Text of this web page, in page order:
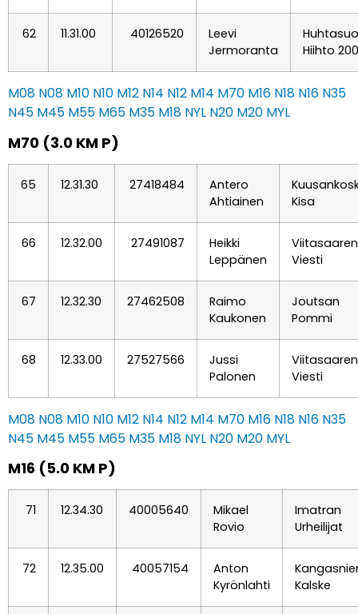
62 11.31.00 40126520
Leevi
Jermoranta
Hiihto
M08 N08 M10 N10 M12 N14 N12 M14 M70 M16 N18 N16 N35
N45 M45 M55 M65 M35 M18 NYL N20 M20 MYL
M70 (3.0 KM P)
65 12.31.30 27418484
Antero
Ahtiainen
Kisa
66 12.32.00 27491087
Heikki
Leppänen
Viitasaaren
Viesti
67 12.32.30 27462508
Raimo
Kaukonen
Joutsan
Pommi
68 12.33.00 27527566
Jussi
Palonen
Viitasaaren
Viesti
M08 N08 M10 N10 M12 N14 N12 M14 M70 M16 N18 N16 N35
N45 M45 M55 M65 M35 M18 NYL N20 M20 MYL
M16 (5.0 KM P)
71 12.34.30 40005640
Mikael
Rovio
Imatran
Urheilijat
72 12.35.00 40057154
Anton
Kyrönlahti
Kalske